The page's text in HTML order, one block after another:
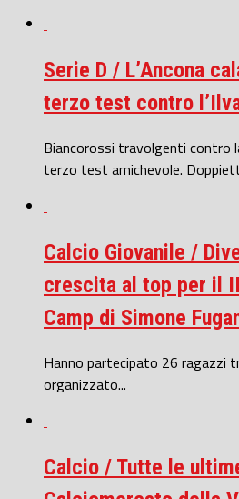
Serie D / L’Ancona
terzo test contro
Biancorossi travolgenti contro
terzo test amichevole.
Calcio Giovanile /
crescita al top per il II
Camp di Simone
Hanno partecipato 26 ragazzi
organizzato...
Calcio / Tutte le